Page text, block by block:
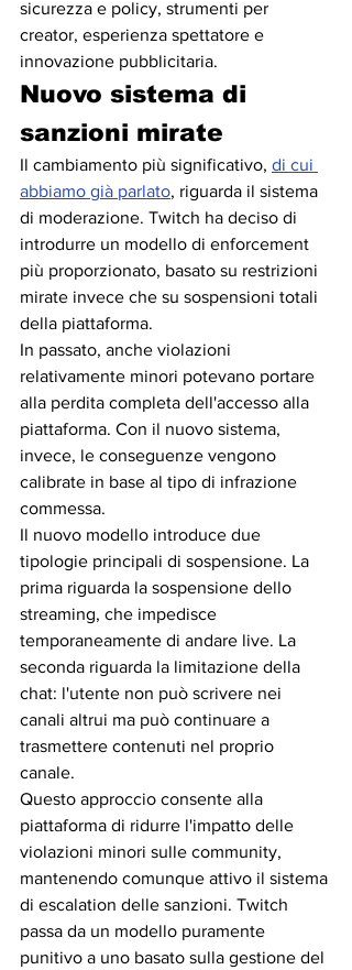
sicurezza e policy, strumenti per
creator, esperienza spettatore e
innovazione pubblicitaria.
Nuovo sistema di
sanzioni mirate
Il cambiamento più significativo, di cui
abbiamo già parlato, riguarda il sistema
di moderazione. Twitch ha deciso di
introdurre un modello di enforcement
più proporzionato, basato su restrizioni
mirate invece che su sospensioni totali
della piattaforma.
In passato, anche violazioni
relativamente minori potevano portare
alla perdita completa dell'accesso alla
piattaforma. Con il nuovo sistema,
invece, le conseguenze vengono
calibrate in base al tipo di infrazione
commessa.
Il nuovo modello introduce due
tipologie principali di sospensione. La
prima riguarda la sospensione dello
streaming, che impedisce
temporaneamente di andare live. La
seconda riguarda la limitazione della
chat: l'utente non può scrivere nei
canali altrui ma può continuare a
trasmettere contenuti nel proprio
canale.
Questo approccio consente alla
piattaforma di ridurre l'impatto delle
violazioni minori sulle community,
mantenendo comunque attivo il sistema
di escalation delle sanzioni. Twitch
passa da un modello puramente
punitivo a uno basato sulla gestione del